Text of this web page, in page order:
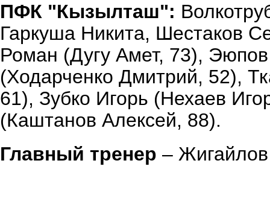
ПФК "Кызылташ":
Гаркуша Никита, Шестаков
Роман (Дугу Амет, 73),
(Ходарченко Дмитрий, 52),
61), Зубко Игорь (Нехаев
(Каштанов Алексей, 88).
Главный тренер –